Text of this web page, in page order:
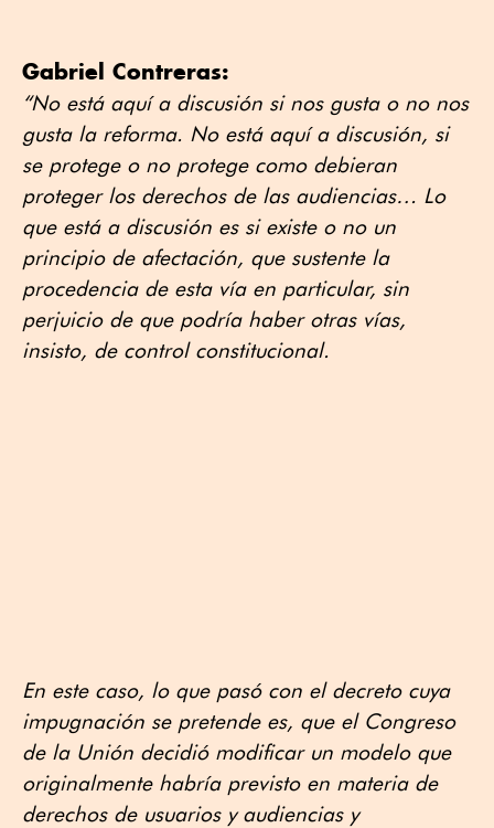
Gabriel Contreras:
“No está aquí a discusión si nos gusta o no nos
gusta la reforma. No está aquí a discusión, si
se protege o no protege como debieran
proteger los derechos de las audiencias… Lo
que está a discusión es si existe o no un
principio de afectación, que sustente la
procedencia de esta vía en particular, sin
perjuicio de que podría haber otras vías,
insisto, de control constitucional.
En este caso, lo que pasó con el decreto cuya
impugnación se pretende es, que el Congreso
de la Unión decidió modificar un modelo que
originalmente habría previsto en materia de
derechos de usuarios y audiencias y